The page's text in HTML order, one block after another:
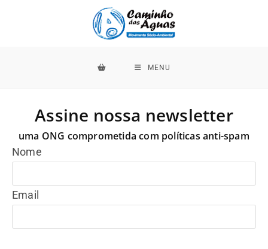
MENU
Assine nossa newsletter
uma ONG comprometida com políticas anti-spam
Nome
Email